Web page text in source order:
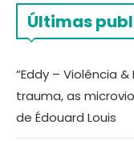
Últimas
“Eddy – Violência
trauma, as
de Édouard Louis